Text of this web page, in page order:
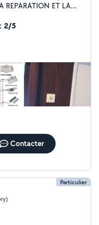
REPARATION ET LA
en electricité.
2/5
Contacter
Particulier